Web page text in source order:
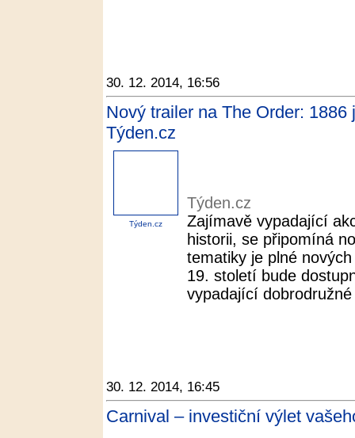
30. 12. 2014, 16:56
Nový trailer na The Order:
Týden.cz
Týden.cz
Týden.cz
Zajímavě vypadající
historii, se připomíná
tematiky je plné
19. století bude
vypadající
30. 12. 2014, 16:45
Carnival – investiční výlet